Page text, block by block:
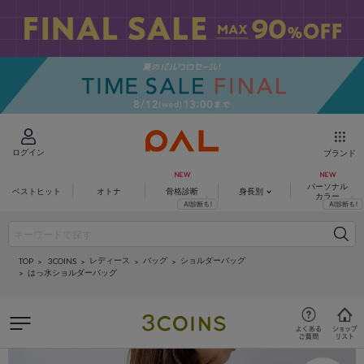
ログイン ブランド
ベストヒット オトナ 骨格診断 身長別
パーソナル
カラー
TOP 3COINS レディース バッグ
ショルダーバッグ
はっ水ショルダーバッグ